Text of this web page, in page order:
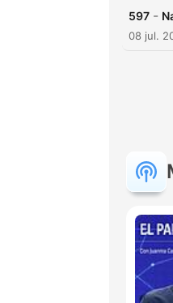
597 -
08 jul.